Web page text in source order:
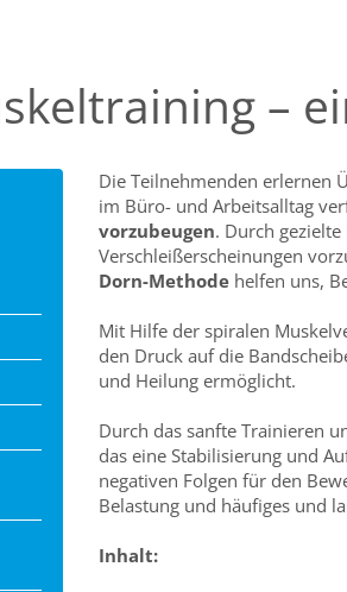
–
Die Teilnehmenden erlernen
im Büro- und Arbeitsalltag
vorzubeugen. Durch
Verschleißerscheinungen
Dorn-Methode helfen uns,
Mit Hilfe der spiralen
den Druck auf die
und Heilung ermöglicht.
Durch das sanfte Trainieren
das eine Stabilisierung und
negativen Folgen für den
Belastung und häufiges und
Inhalt: